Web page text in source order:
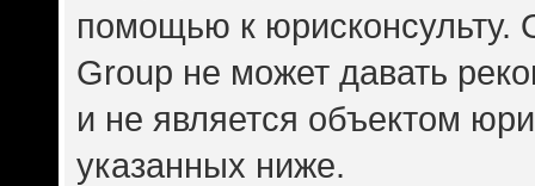
помощью к юрисконсульту.
Group не может давать
и не является объектом
указанных ниже.